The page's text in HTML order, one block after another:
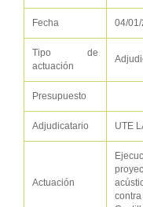
Fecha 04/
Tipo de
actuación
Presupuesto
Adjudicatario UTE
Actuación